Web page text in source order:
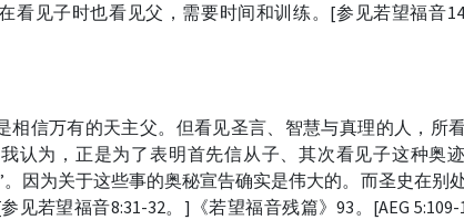
看见子时也看见父，需要时间和训练。[参见若望福音
相信万有的天主父。但看见圣言、智慧与真理的人，所
认为，正是为了表明首先信从子、其次看见子这种奥
因为关于这些事的奥秘宣告确实是伟大的。而圣史在别
若望福音8:31-32。]《若望福音残篇》93。[AEG 5:109-